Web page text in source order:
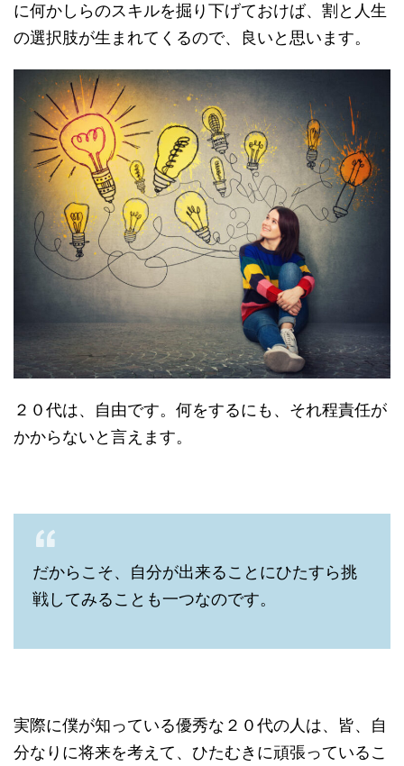
に何かしらのスキルを掘り下げておけば、割と人生
の選択肢が生まれてくるので、良いと思います。
２０代は、自由です。何をするにも、それ程責任が
かからないと言えます。
だからこそ、自分が出来ることにひたすら挑
戦してみることも一つなのです。
実際に僕が知っている優秀な２０代の人は、皆、自
分なりに将来を考えて、ひたむきに頑張っているこ